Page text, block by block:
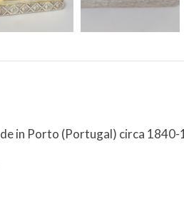
in Porto (Portugal) circa 1840-